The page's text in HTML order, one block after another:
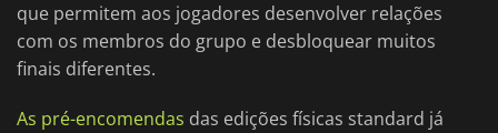
que permitem aos jogadores desenvolver relações
com os membros do grupo e desbloquear muitos
finais diferentes.
As pré-encomendas das edições físicas standard já